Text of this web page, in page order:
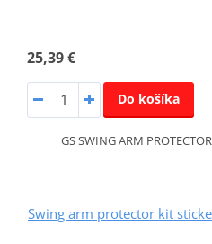
25,39 €
Do košíka
GS SWING ARM
Swing arm protector kit